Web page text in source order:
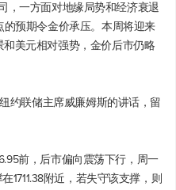
，一方面对地缘局势和经济衰退
预期令金价承压。本周将迎来
美元相对强势，金价后市仍略
约联储主席威廉姆斯的讲话，留
前，后市偏向震荡下行，周一
1711.38附近，若失守该支撑，则